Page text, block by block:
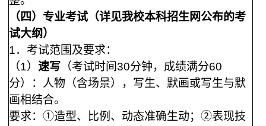
（四）专业考试（详见我校本科招生网公布的考
试大纲）
1．考试范围及要求：
（1） 速写（考试时间 30分钟，成绩满分60
分）：人物（含场景），写生、默画或写生与默
画相结合。
要求：①造型、比例、动态准确生动；②表现技